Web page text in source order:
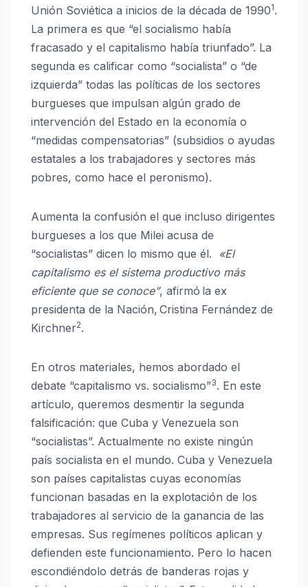
Unión Soviética a inicios de la década de 19901.
La primera es que “el socialismo había
fracasado y el capitalismo había triunfado”. La
segunda es calificar como “socialista” o “de
izquierda” todas las políticas de los sectores
burgueses que impulsan algún grado de
intervención del Estado en la economía o
“medidas compensatorias” (subsidios o ayudas
estatales a los trabajadores y sectores más
pobres, como hace el peronismo).
Aumenta la confusión el que incluso dirigentes
burgueses a los que Milei acusa de
“socialistas” dicen lo mismo que él. «El
capitalismo es el sistema productivo más
eficiente que se conoce”, afirmó la ex
presidenta de la Nación, Cristina Fernández de
Kirchner2.
En otros materiales, hemos abordado el
debate “capitalismo vs. socialismo”3. En este
artículo, queremos desmentir la segunda
falsificación: que Cuba y Venezuela son
“socialistas”. Actualmente no existe ningún
país socialista en el mundo. Cuba y Venezuela
son países capitalistas cuyas economías
funcionan basadas en la explotación de los
trabajadores al servicio de la ganancia de las
empresas. Sus regímenes políticos aplican y
defienden este funcionamiento. Pero lo hacen
escondiéndolo detrás de banderas rojas y